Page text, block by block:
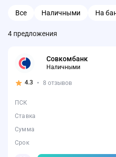
Все Наличными На
4 предложения
Совкомбанк
Наличными
4.3 • 8 отзывов
ПСК
Ставка
Сумма
Срок